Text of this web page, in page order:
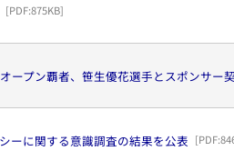
[PDF:875KB]
ープン覇者、笹生優花選手とスポンサー
ーに関する意識調査の結果を公表 [PDF: